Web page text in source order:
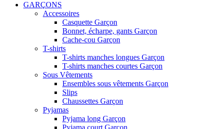
GARÇONS
Accessoires
Casquette Garçon
Bonnet, écharpe, gants Garçon
Cache-cou Garçon
T-shirts
T-shirts manches longues Garçon
T-shirts manches courtes Garçon
Sous Vêtements
Ensembles sous vêtements Garçon
Slips
Chaussettes Garçon
Pyjamas
Pyjama long Garçon
Pyjama court Garçon